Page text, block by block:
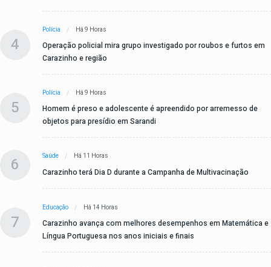
4
Polícia Há 9 Horas
Operação policial mira grupo investigado por roubos e furtos em
Carazinho e região
5
Polícia Há 9 Horas
Homem é preso e adolescente é apreendido por arremesso de
objetos para presídio em Sarandi
6 Saúde Há 11 Horas
Carazinho terá Dia D durante a Campanha de Multivacinação
7
Educação Há 14 Horas
Carazinho avança com melhores desempenhos em Matemática e
Língua Portuguesa nos anos iniciais e finais